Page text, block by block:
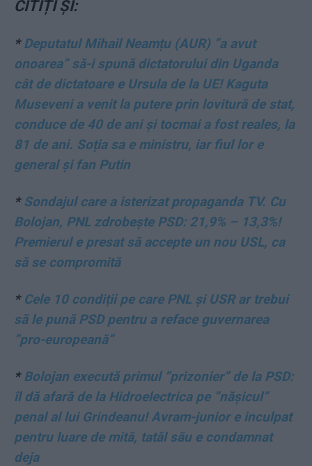
CITIȚI ȘI:
*Deputatul Mihail Neamțu (AUR) ”a avut
onoarea” să-i spună dictatorului din Uganda
cât de dictatoare e Ursula de la UE! Kaguta
Museveni a venit la putere prin lovitură de stat,
conduce de 40 de ani și tocmai a fost reales, la
81 de ani. Soția sa e ministru, iar fiul lor e
general și fan Putin
* Sondajul care a isterizat propaganda TV. Cu
Bolojan, PNL zdrobește PSD: 21,9% – 13,3%!
Premierul e presat să accepte un nou USL, ca
să se compromită
* Cele 10 condiții pe care PNL și USR ar trebui
să le pună PSD pentru a reface guvernarea
”pro-europeană”
*Bolojan execută primul ”prizonier” de la PSD:
îl dă afară de la Hidroelectrica pe ”nășicul”
penal al lui Grindeanu! Avram-junior e inculpat
pentru luare de mită, tatăl său e condamnat
deja